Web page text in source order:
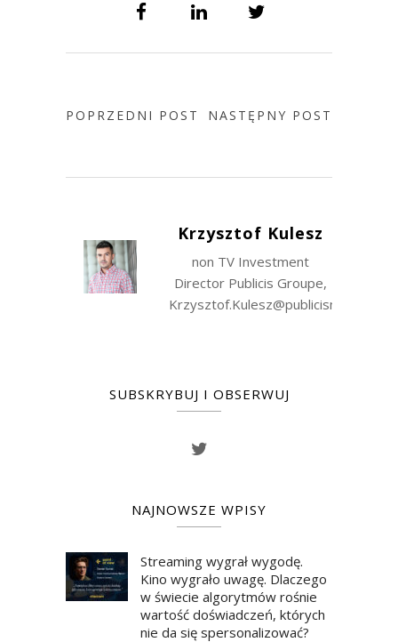
POPRZEDNI POST NASTĘPNY POST
Krzysztof Kulesz
non TV Investment
Director Publicis Groupe,
Krzysztof.Kulesz@publicismedia.com
SUBSKRYBUJ I OBSERWUJ
NAJNOWSZE WPISY
Streaming wygrał wygodę.
Kino wygrało uwagę. Dlaczego
w świecie algorytmów rośnie
wartość doświadczeń, których
nie da się spersonalizować?